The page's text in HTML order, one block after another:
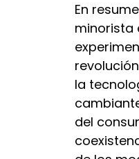
En
minorista
la
del